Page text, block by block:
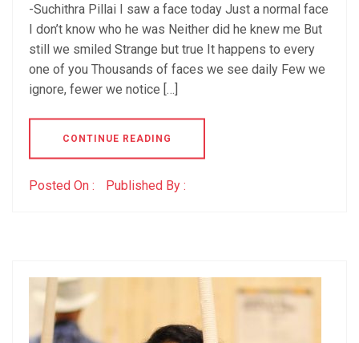
-Suchithra Pillai I saw a face today Just a normal face
I don’t know who he was Neither did he knew me But
still we smiled Strange but true It happens to every
one of you Thousands of faces we see daily Few we
ignore, fewer we notice […]
CONTINUE READING
Posted On : Published By :